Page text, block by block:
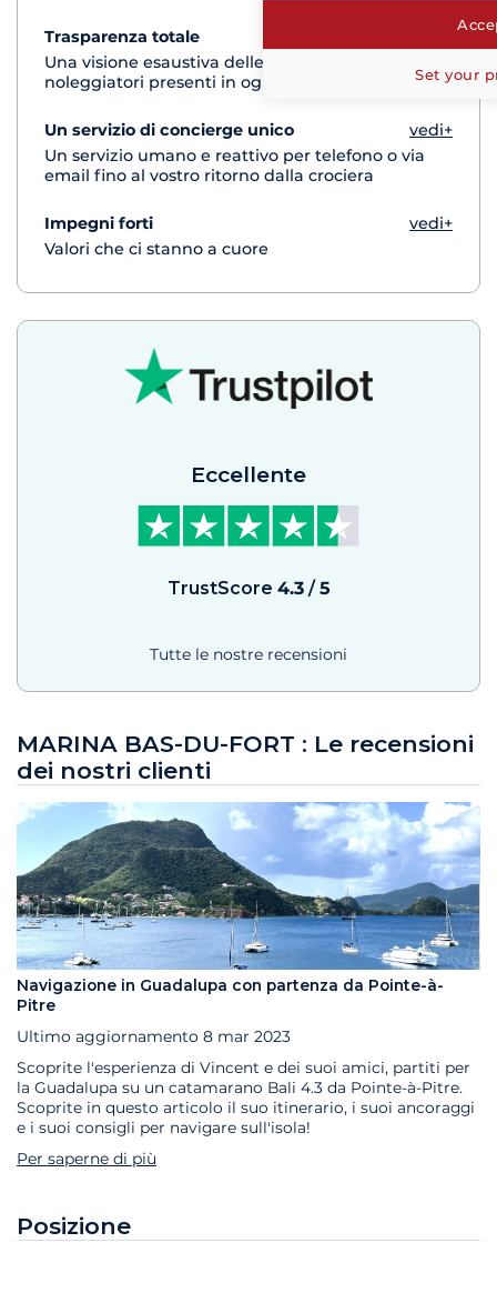
Trasparenza totale
Una visione esaustiva delle barche di tutti i
noleggiatori presenti in ogni destinazione
Un servizio di concierge unico
vedi+
Un servizio umano e reattivo per telefono o via
email fino al vostro ritorno dalla crociera
Impegni forti
vedi+
Valori che ci stanno a cuore
Eccellente
TrustScore 4.3/ 5
Tutte le nostre recensioni
MARINA BAS-DU-FORT : Le recensioni
dei nostri clienti
Navigazione in Guadalupa con partenza da Pointe-à-
Pitre
Ultimo aggiornamento 8 mar 2023
Scoprite l'esperienza di Vincent e dei suoi amici, partiti per
la Guadalupa su un catamarano Bali 4.3 da Pointe-à-Pitre.
Scoprite in questo articolo il suo itinerario, i suoi ancoraggi
e i suoi consigli per navigare sull'isola!
Per saperne di più
Posizione
Set your